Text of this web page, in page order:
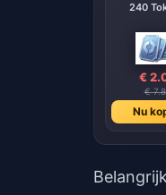
240
€
€
Nu